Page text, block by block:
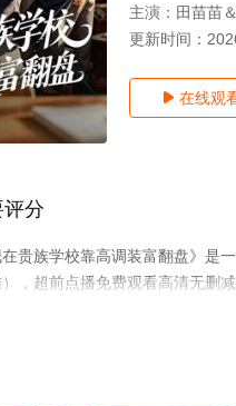
主演： 田苗苗
更新时间：
 在线观
分
贵族学校靠高调装富翻盘》是
，超前点播免费观看高清无删